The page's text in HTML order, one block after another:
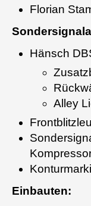
Florian
Hänsch
Alley
Einbauten: